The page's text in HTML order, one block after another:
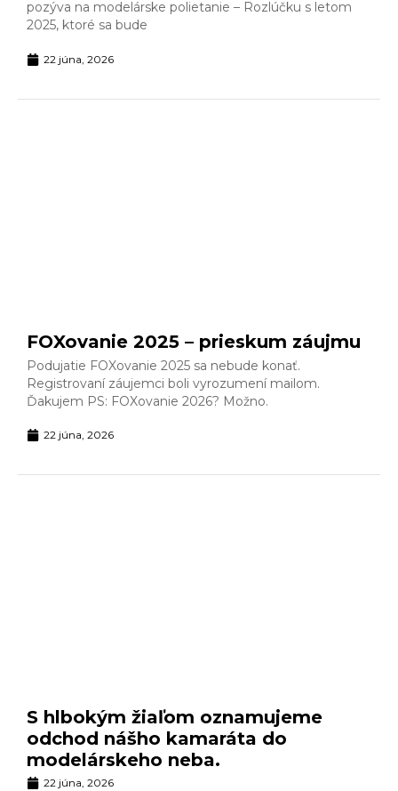
pozýva na modelárske polietanie – Rozlúčku s letom
2025, ktoré sa bude
22 júna, 2026
FOXovanie 2025 – prieskum záujmu
Podujatie FOXovanie 2025 sa nebude konať.
Registrovaní záujemci boli vyrozumení mailom.
Ďakujem PS: FOXovanie 2026? Možno.
22 júna, 2026
S hlbokým žiaľom oznamujeme
odchod nášho kamaráta do
modelárskeho neba.
22 júna, 2026